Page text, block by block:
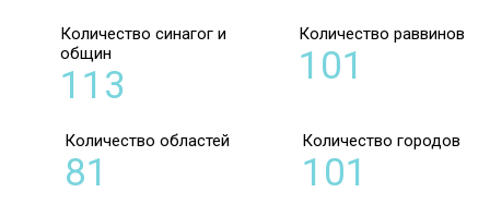
Количество синагог и
общин
113
Количество раввинов
101
Количество областей
81
Количество городов
101